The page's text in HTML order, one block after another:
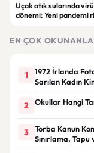
Uçak atık sularında
dönemi: Yeni pandemi
EN ÇOK
1
1972 İrlanda
Sarılan Kadın
2 Okullar Hangi
3
Torba Kanun
Sınırlama,